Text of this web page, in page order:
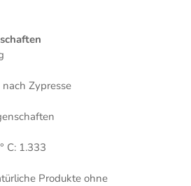
Zypresse
C: 1.333
Produkte ohne